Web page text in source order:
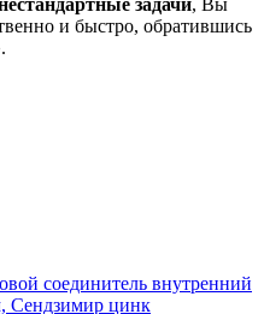
и быстро, обратившись